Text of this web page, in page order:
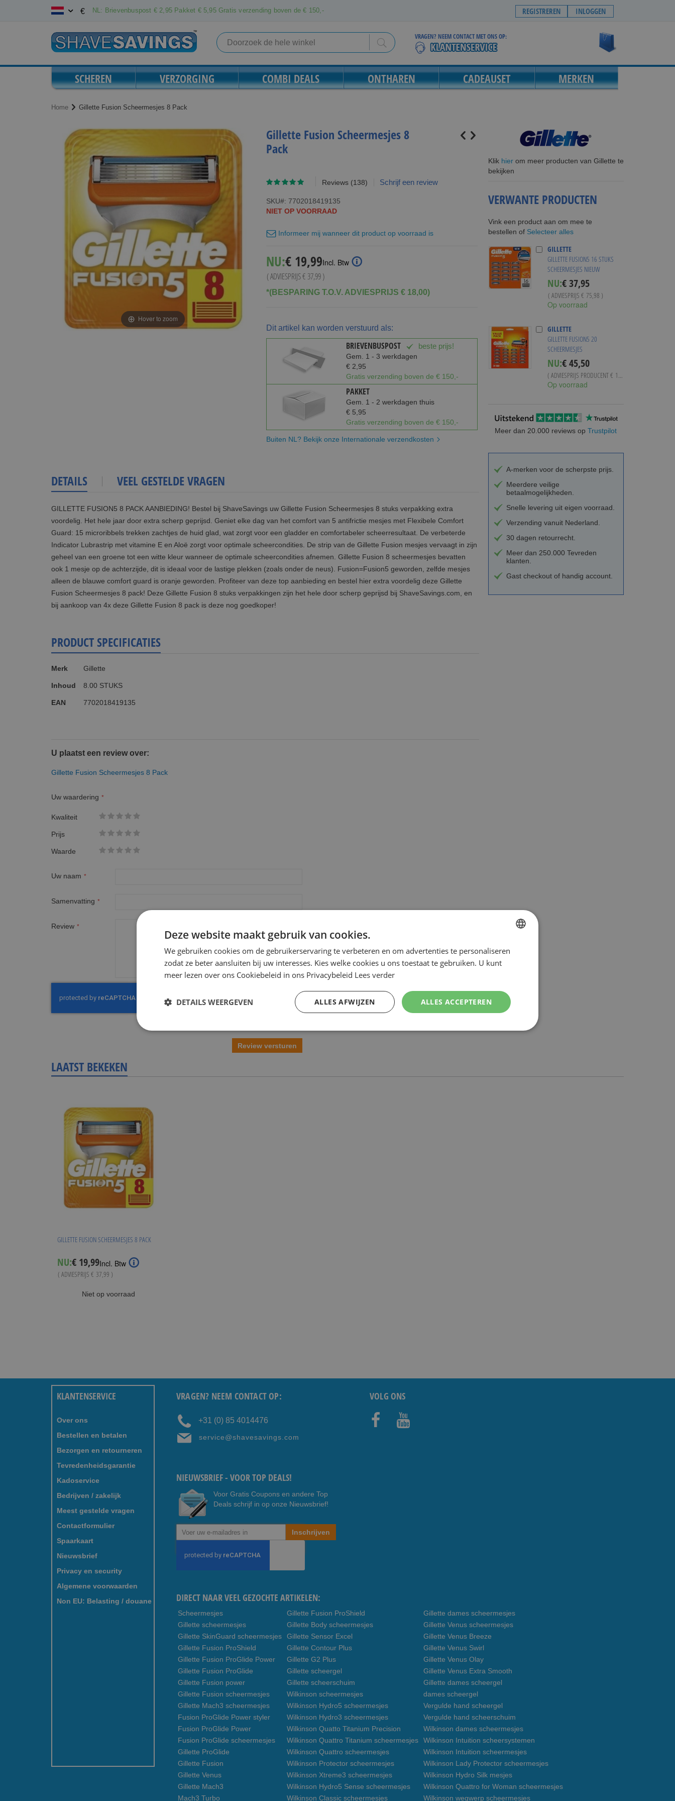
Ga
inhoud
€ NL: Brievenbuspost € 2,95 Pakket € 5,95 Gratis verzending boven de € 150,- REGISTREREN INLOGGEN
Search
VRAGEN? NEEM CONTACT MET ONS OP:
SCHEREN VERZORGING COMBI DEALS ONTHAREN CADEAUSET MERKEN
Home Gillette Fusion Scheermesjes 8 Pack
naar
afbeeldingen-
naar
afbeeldingen-
Hover to zoom
Gillette Fusion Scheermesjes 8
Pack
Waardering:
Reviews (138) Schrijf een review
SKU
7702018419135
NIET OP VOORRAAD
Informeer mij wanneer dit product op voorraad is
NU: Special
Price
€ 19,99Incl. Btw
( ADVIESPRIJS€ 37,99)
*(BESPARING T.O.V. ADVIESPRIJS € 18,00)
Dit artikel kan worden verstuurd als:
BRIEVENBUSPOST beste prijs!
Gem. 1 - 3 werkdagen
€ 2,95
Gratis verzending boven de € 150,-
PAKKET
Gem. 1 - 2 werkdagen thuis
€ 5,95
Gratis verzending boven de € 150,-
Buiten NL? Bekijk onze Internationale verzendkosten
Klik hierom meer producten van Gillette te
bekijken
VERWANTE PRODUCTEN
Vink een product aan om mee te
bestellen of Selecteer alles
GILLETTE
GILLETTE FUSION5 16 STUKS
SCHEERMESJES NIEUW
NU:Special
Price
€ 37,95
( ADVIESPRIJS € 75,98 )
Op voorraad
GILLETTE
GILLETTE FUSION5 20
SCHEERMESJES
NU:€ 45,50
( ADVIESPRIJS PRODUCENT€ 102,78
Op voorraad
Meer dan 20.000 reviews opTrustpilot
A-merken voor de scherpste prijs.
Meerdere veilige
betaalmogelijkheden.
Snelle levering uit eigen voorraad.
Verzending vanuit Nederland.
30 dagen retourrecht.
Meer dan 250.000 Tevreden
klanten.
Gast checkout of handig account.
DETAILS
GILLETTE FUSION5 8 PACK AANBIEDING! Bestel bij ShaveSavings uw Gillette Fusion Scheermesjes 8 stuks verpakking extra
voordelig. Het hele jaar door extra scherp geprijsd. Geniet elke dag van het comfort van 5 antifrictie mesjes met Flexibele Comfort
Guard: 15 microribbels trekken zachtjes de huid glad, wat zorgt voor een gladder en comfortabeler scheerresultaat. De verbeterde
Indicator Lubrastrip met vitamine E en Aloë zorgt voor optimale scheercondities. De strip van de Gillette Fusion mesjes vervaagt in zijn
geheel van een groene tot een witte kleur wanneer de optimale scheercondities afnemen. Gillette Fusion 8 scheermesjes bevatten
ook 1 mesje op de achterzijde, dit is ideaal voor de lastige plekken (zoals onder de neus). Fusion=Fusion5 geworden, zelfde mesjes
alleen de blauwe comfort guard is oranje geworden. Profiteer van deze top aanbieding en bestel hier extra voordelig deze Gillette
Fusion Scheermesjes 8 pack! Deze Gillette Fusion 8 stuks verpakkingen zijn het hele door scherp geprijsd bij ShaveSavings.com, en
bij aankoop van 4x deze Gillette Fusion 8 pack is deze nog goedkoper!
VEEL GESTELDE VRAGEN
PRODUCT SPECIFICATIES
informatie
Merk Gillette
Inhoud 8.00 STUKS
EAN 7702018419135
U plaatst een review over:
Gillette Fusion Scheermesjes 8 Pack
Uw waardering
Kwaliteit
star
stars
stars
stars
stars
Prijs
star
stars
stars
stars
stars
Waarde
Uw naam
Samenvatting
Review
Review versturen
LAATST BEKEKEN
GILLETTE FUSION SCHEERMESJES 8 PACK
NU:Special
Price
€ 19,99Incl. Btw
( ADVIESPRIJS € 37,99 )
Niet op voorraad
KLANTENSERVICE
Over ons
Bestellen en betalen
Bezorgen en retourneren
Tevredenheidsgarantie
Kadoservice
Bedrijven / zakelijk
Meest gestelde vragen
Contactformulier
Spaarkaart
Nieuwsbrief
Privacy en security
Algemene voorwaarden
Non EU: Belasting / douane
VRAGEN? NEEM CONTACT OP:
+31 (0) 85 4014476
service@shavesavings.com
VOLG ONS
NIEUWSBRIEF - VOOR TOP DEALS!
Voor Gratis Coupons en andere Top
Deals schrijf in op onze Nieuwsbrief!
Abonneer
u
onze
Inschrijven
DIRECT NAAR VEEL GEZOCHTE ARTIKELEN:
Scheermesjes
Gillette scheermesjes
Gillette SkinGuard scheermesjes
Gillette Fusion ProShield
Gillette Fusion ProGlide Power
Gillette Fusion ProGlide
Gillette Fusion power
Gillette Fusion scheermesjes
Gillette Mach3 scheermesjes
Fusion ProGlide Power styler
Fusion ProGlide Power
Fusion ProGlide scheermesjes
Gillette ProGlide
Gillette Fusion
Gillette Venus
Gillette Mach3
Mach3 Turbo
Gillette Fusion ProShield
Gillette Body scheermesjes
Gillette Sensor Excel
Gillette Contour Plus
Gillette G2 Plus
Gillette scheergel
Gillette scheerschuim
Wilkinson scheermesjes
Wilkinson Hydro5 scheermesjes
Wilkinson Hydro3 scheermesjes
Wilkinson Quatto Titanium Precision
Wilkinson Quattro Titanium scheermesjes
Wilkinson Quattro scheermesjes
Wilkinson Protector scheermesjes
Wilkinson Xtreme3 scheermesjes
Wilkinson Hydro5 Sense scheermesjes
Wilkinson Classic scheermesjes
Gillette dames scheermesjes
Gillette Venus scheermesjes
Gillette Venus Breeze
Gillette Venus Swirl
Gillette Venus Olay
Gillette Venus Extra Smooth
Gillette dames scheergel
dames scheergel
Vergulde hand scheergel
Vergulde hand scheerschuim
Wilkinson dames scheermesjes
Wilkinson Intuition scheersystemen
Wilkinson Intuition scheermesjes
Wilkinson Lady Protector scheermesjes
Wilkinson Hydro Silk mesjes
Wilkinson Quattro for Woman scheermesjes
Wilkinson wegwerp scheermesjes
DUTCH
ENGLISH
Deze website maakt gebruik van cookies.
We gebruiken cookies om de gebruikerservaring te verbeteren en om advertenties te personaliseren
zodat ze beter aansluiten bij uw interesses. Kies welke cookies u ons toestaat te gebruiken. U kunt
meer lezen over ons Cookiebeleid in ons Privacybeleid Lees verder
ALLES ACCEPTEREN
ALLES AFWIJZEN
DETAILS WEERGEVEN